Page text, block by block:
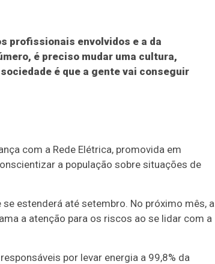
profissionais envolvidos e a da
é preciso mudar uma cultura,
é que a gente vai conseguir
com a Rede Elétrica, promovida em
a população sobre situações de
estenderá até setembro. No próximo mês, a
a atenção para os riscos ao se lidar com a
por levar energia a 99,8% da